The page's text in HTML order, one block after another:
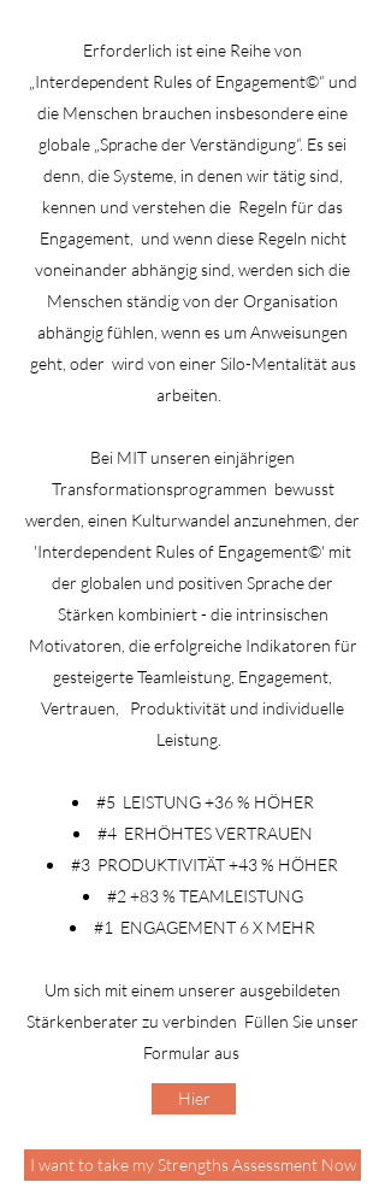
Erforderlich ist eine Reihe von
„Interdependent Rules of Engagement©“ und
die Menschen brauchen insbesondere eine
globale „Sprache der Verständigung“. Es sei
denn, die Systeme, in denen wir tätig sind,
kennen und verstehen die Regeln für das
Engagement, und wenn diese Regeln nicht
voneinander abhängig sind, werden sich die
Menschen ständig von der Organisation
abhängig fühlen, wenn es um Anweisungen
geht, oder wird von einer Silo-Mentalität aus
arbeiten.
Bei MIT unseren einjährigen
Transformationsprogrammen bewusst
werden, einen Kulturwandel anzunehmen, der
'Interdependent Rules of Engagement©' mit
der globalen und positiven Sprache der
Stärken kombiniert - die intrinsischen
Motivatoren, die erfolgreiche Indikatoren für
gesteigerte Teamleistung, Engagement,
Vertrauen,
Produktivität und individuelle
Leistung.
#5 LEISTUNG +36 % HÖHER
#4 ERHÖHTES VERTRAUEN
#3 PRODUKTIVITÄT +43 % HÖHER
#2 +83 % TEAMLEISTUNG
#1 ENGAGEMENT 6 X MEHR
Um sich mit einem unserer ausgebildeten
Stärkenberater zu verbinden Füllen Sie unser
Formular aus
Hier
I want to take my Strengths Assessment Now